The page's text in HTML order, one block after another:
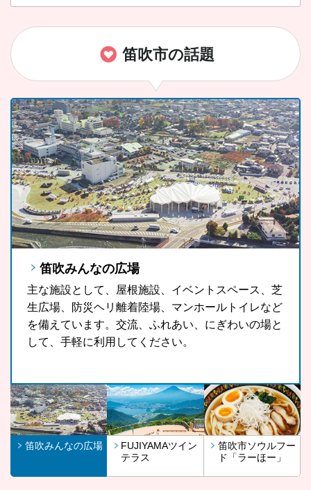
笛吹市の話題
笛吹みんなの広場
主な施設として、屋根施設、イベントスペース、芝
生広場、防災ヘリ離着陸場、マンホールトイレなど
を備えています。交流、ふれあい、にぎわいの場と
して、手軽に利用してください。
FUJIYAMAツインテラス
FUJIYAMAツインテラスは、河口湖や山中湖、世界
文化遺産に登録されている富士山が一望できる眺望
スポットです。
笛吹市ソウルフード「ラーほー」
山梨県の郷土料理である「ほうとう」をもっと気軽
に、もっと多くの観光客の皆さんに、また地域の皆
さんに召し上がっていただきたいという思いから開
発したラーほー。お気に入りの1杯を見つけてみま
笛吹みんなの広場
FUJIYAMAツイン
テラス
笛吹市ソウルフー
ド「ラーほー」